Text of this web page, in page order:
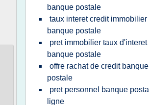
banque postale
taux interet credit immobilier
banque postale
pret immobilier taux d'interet
banque postale
offre rachat de credit banque
postale
pret personnel banque
ligne